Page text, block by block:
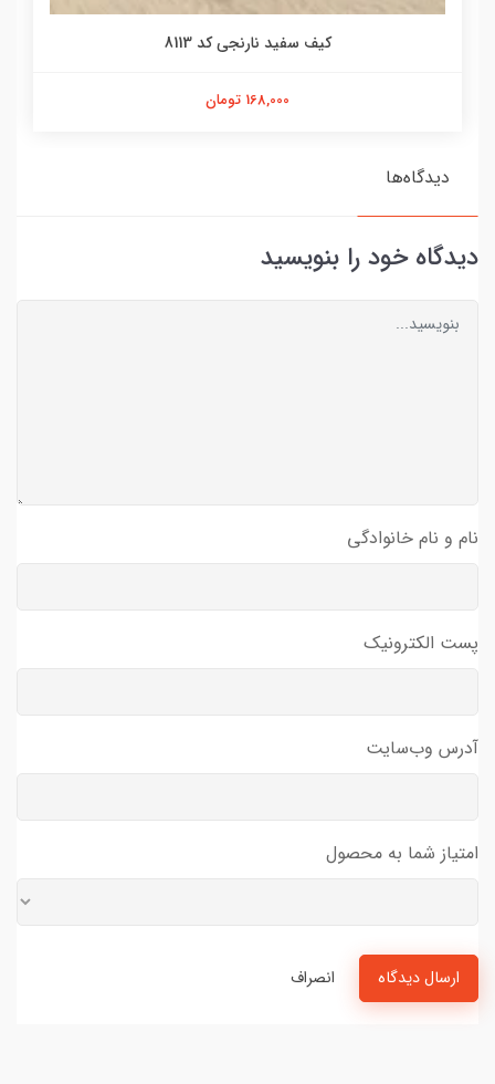
کیف سفید نارنجی کد 8113
168,000 تومان
دیدگاه‌ها
دیدگاه خود را بنویسید
نام و نام خانوادگی
پست الکترونیک
آدرس وب‌سایت
امتیاز شما به محصول
ارسال دیدگاه انصراف